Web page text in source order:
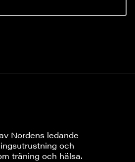
Nordens ledande
och
träning och hälsa.